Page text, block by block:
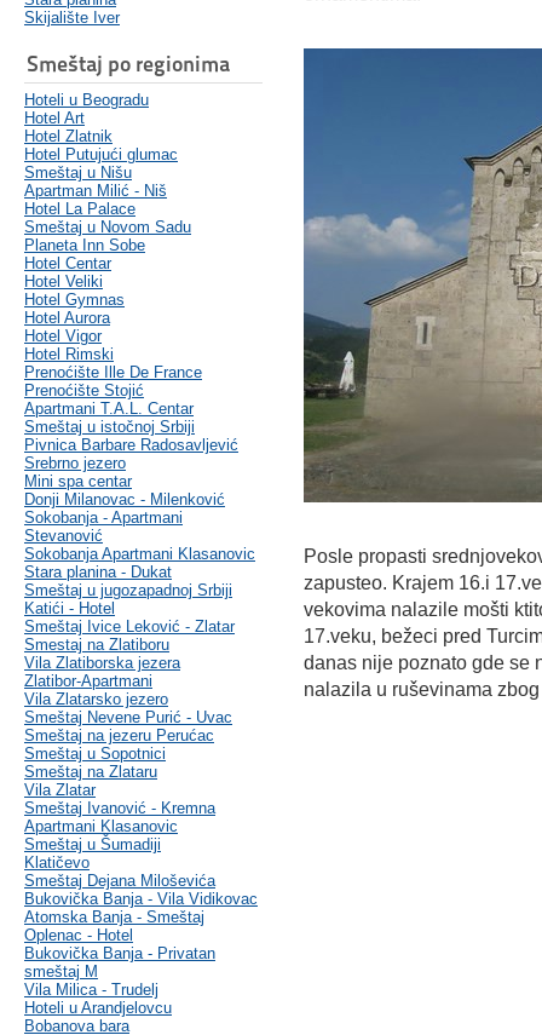
Skijalište Iver
Smeštaj po regionima
Hoteli u Beogradu
Hotel Art
Hotel Zlatnik
Hotel Putujući glumac
Smeštaj u Nišu
Apartman Milić - Niš
Hotel La Palace
Smeštaj u Novom Sadu
Planeta Inn Sobe
Hotel Centar
Hotel Veliki
Hotel Gymnas
Hotel Aurora
Hotel Vigor
Hotel Rimski
Prenoćište Ille De France
Prenoćište Stojić
Apartmani T.A.L. Centar
Smeštaj u istočnoj Srbiji
Pivnica Barbare Radosavljević
Srebrno jezero
Mini spa centar
Donji Milanovac - Milenković
Sokobanja - Apartmani
Stevanović
Sokobanja Apartmani Klasanovic
Stara planina - Dukat
Smeštaj u jugozapadnoj Srbiji
Katići - Hotel
Smeštaj Ivice Leković - Zlatar
Smestaj na Zlatiboru
Vila Zlatiborska jezera
Zlatibor-Apartmani
Vila Zlatarsko jezero
Smeštaj Nevene Purić - Uvac
Smeštaj na jezeru Perućac
Smeštaj u Sopotnici
Smeštaj na Zlataru
Vila Zlatar
Smeštaj Ivanović - Kremna
Apartmani Klasanovic
Smeštaj u Šumadiji
Klatičevo
Smeštaj Dejana Miloševića
Bukovička Banja - Vila Vidikovac
Atomska Banja - Smeštaj
Oplenac - Hotel
Bukovička Banja - Privatan
smeštaj M
Vila Milica - Trudelj
Hoteli u Arandjelovcu
Bobanova bara
Posle propasti
zapusteo. Krajem 16.i
vekovima nalazile mošti
17.veku, bežeci pred
danas nije poznato gde se
nalazila u ruševinama